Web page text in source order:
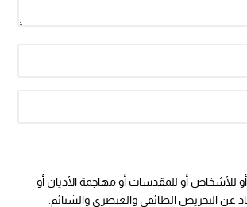
للأشخاص أو للمقدسات أو مهاجمة الأديان أو
عن التحريض الطائفي والعنصري والشتائم.